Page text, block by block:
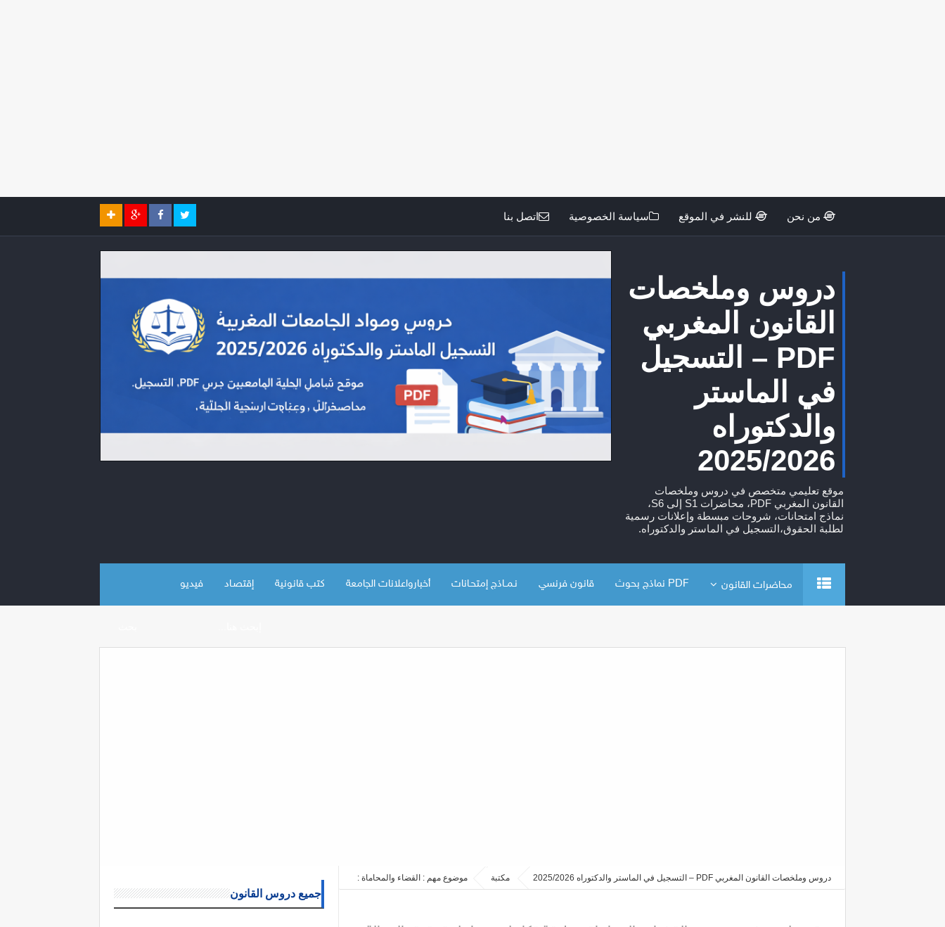
من نحن للنشر في الموقع سياسة الخصوصية اتصل بنا
دروس وملخصات
القانون المغربي
PDF – التسجيل
في الماستر
والدكتوراه
2025/2026
موقع تعليمي متخصص في دروس وملخصات
القانون المغربي PDF، محاضرات S1 إلى S6،
نماذج امتحانات، شروحات مبسطة وإعلانات رسمية
لطلبة الحقوق،التسجيل في الماستر والدكتوراه.
محاضرات القانون PDF نماذج بحوث قانون فرنسي نـمــاذج إمتحـانات أخبارواعلانات الجامعة كتب قانونية إقتصـاد فيديو
دروس وملخصات القانون المغربي PDF – التسجيل في الماستر والدكتوراه 2025/2026 مكتبة
موضوع مهم : القضاء والمحاماة :
جميع دروس القانون